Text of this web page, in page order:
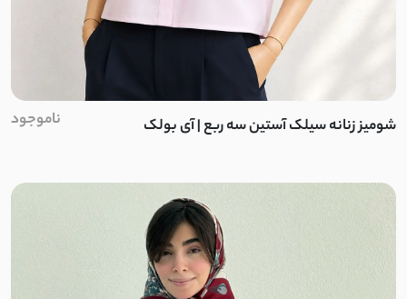
لینن کنفی
کرسپو
پنبه دورس دو نخ
شومیز زنانه سیلک آستین سه ربع | آی بولک ناموجود